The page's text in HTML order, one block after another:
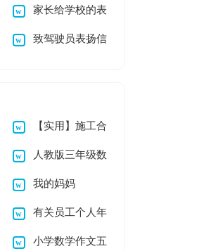
终总结家长给学校的表
扬信致驾驶员表扬信
【实用】施工合
同汇总九篇
人教版三年级数
学下册《小数加减
法》教学反思
我的妈妈
有关员工个人年
终总结范文锦集5篇
小学数学作文五